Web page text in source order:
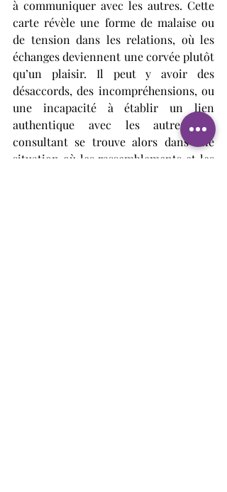
à communiquer avec les autres. Cette
carte révèle une forme de malaise ou
de tension dans les relations, où les
échanges deviennent une corvée plutôt
qu’un plaisir. Il peut y avoir des
désaccords, des incompréhensions, ou
une incapacité à établir un lien
authentique avec les autres. Le
consultant se trouve alors dans une
situation où les rassemblements et les